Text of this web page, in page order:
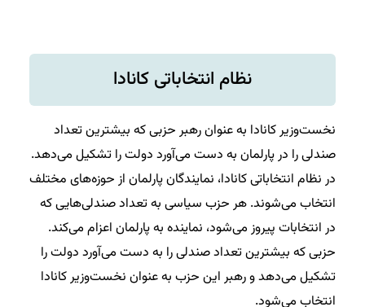
نظام انتخاباتی کانادا
نخست‌وزیر کانادا به عنوان رهبر حزبی که بیشترین تعداد
صندلی را در پارلمان به دست می‌آورد دولت را تشکیل می‌دهد.
در نظام انتخاباتی کانادا، نمایندگان پارلمان از حوزه‌های مختلف
انتخاب می‌شوند. هر حزب سیاسی به تعداد صندلی‌هایی که
در انتخابات پیروز می‌شود، نماینده به پارلمان اعزام می‌کند.
حزبی که بیشترین تعداد صندلی را به دست می‌آورد دولت را
تشکیل می‌دهد و رهبر این حزب به عنوان نخست‌وزیر کانادا
انتخاب می‌شود.